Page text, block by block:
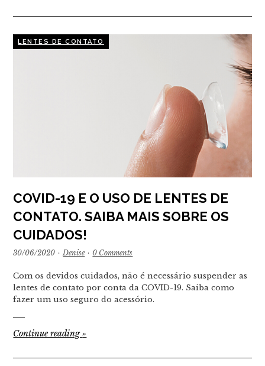
LENTES DE CONTATO
COVID-19 E O USO DE LENTES DE
CONTATO. SAIBA MAIS SOBRE OS
CUIDADOS!
30/06/2020 · Denise · 0 Comments
Com os devidos cuidados, não é necessário suspender as
lentes de contato por conta da COVID-19. Saiba como
fazer um uso seguro do acessório.
Continue reading»